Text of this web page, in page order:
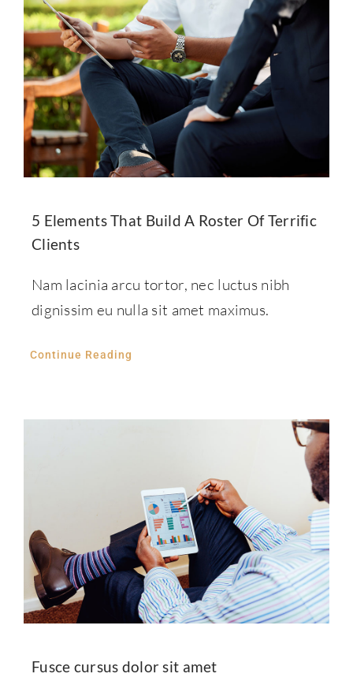
5 Elements That Build A Roster Of Terrific
Clients
Nam lacinia arcu tortor, nec luctus nibh
dignissim eu nulla sit amet maximus.
Continue Reading
Fusce cursus dolor sit amet